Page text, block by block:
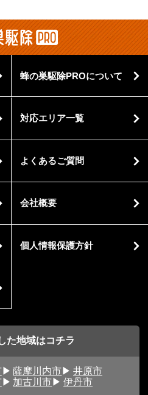
蜂の巣駆除PROについて
対応エリア一覧
よくあるご質問
会社概要
個人情報保護方針
た地域はコチラ
薩摩川内市
井原市
加古川市 伊丹市